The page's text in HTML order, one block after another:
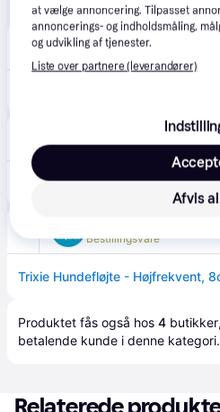
MyPets.dk
4.7(1280)
Bestillingsvare
Bestillingsvare
Trixie Hundefløjte - Højfrekvent,
Produktet fås også hos 4 butikker
betalende kunde i denne kategori.
at vælge annoncering. Tilpasset
annoncerings- og indholdsmåling,
og udvikling af tjenester.
Liste over partnere (leverandører)
Afvis